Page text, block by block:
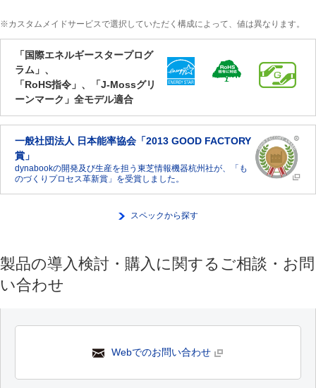
※カスタムメイドサービスで選択していただく構成によって、値は異なります。
「国際エネルギースタープログ
ラム」、
「RoHS指令」、「J-Mossグリ
ーンマーク」全モデル適合
一般社団法人 日本能率協会「2013 GOOD FACTORY
賞」
dynabookの開発及び生産を担う東芝情報機器杭州社が、「も
のづくりプロセス革新賞」を受賞しました。
スペックから探す
製品の導入検討・購入に関するご相談・お問
い合わせ
Webでのお問い合わせ